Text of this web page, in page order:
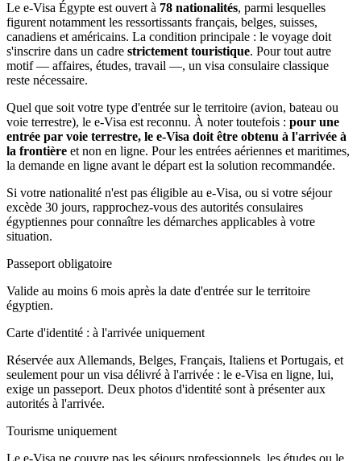
Le e-Visa Égypte est ouvert à 78 nationalités, parmi lesquelles
figurent notamment les ressortissants français, belges, suisses,
canadiens et américains. La condition principale : le voyage doit
s'inscrire dans un cadre strictement touristique. Pour tout autre
motif — affaires, études, travail —, un visa consulaire classique
reste nécessaire.
Quel que soit votre type d'entrée sur le territoire (avion, bateau ou
voie terrestre), le e-Visa est reconnu. À noter toutefois : pour une
entrée par voie terrestre, le e-Visa doit être obtenu à l'arrivée à
la frontière et non en ligne. Pour les entrées aériennes et maritimes,
la demande en ligne avant le départ est la solution recommandée.
Si votre nationalité n'est pas éligible au e-Visa, ou si votre séjour
excède 30 jours, rapprochez-vous des autorités consulaires
égyptiennes pour connaître les démarches applicables à votre
situation.
Passeport obligatoire
Valide au moins 6 mois après la date d'entrée sur le territoire
égyptien.
Carte d'identité : à l'arrivée uniquement
Réservée aux Allemands, Belges, Français, Italiens et Portugais, et
seulement pour un visa délivré à l'arrivée : le e-Visa en ligne, lui,
exige un passeport. Deux photos d'identité sont à présenter aux
autorités à l'arrivée.
Tourisme uniquement